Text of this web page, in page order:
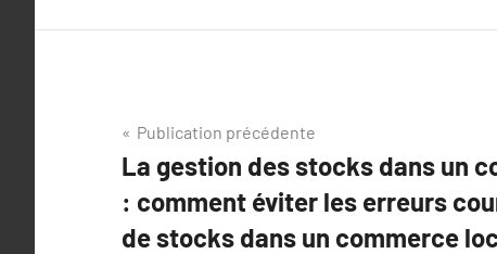
Navigation
de
l’article
Publication précédente
La gestion des stocks dans un
: comment éviter les erreurs
de stocks dans un commerce